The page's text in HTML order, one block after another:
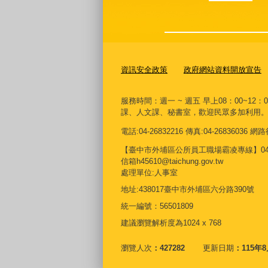
資訊安全政策 政府網站資料開放宣告
服務時間：週一 ~ 週五 早上08：00~12
課、人文課、秘書室，歡迎民眾多加利用。
電話:04-26832216 傳真:04-26836036 網
【臺中市外埔區公所員工職場霸凌專線】
信箱h45610@taichung.gov.tw
處理單位:人事室
地址:438017臺中市外埔區六分路390號
統一編號：56501809
建議瀏覽解析度為1024 x 768
瀏覽人次 427282 更新日期 115年